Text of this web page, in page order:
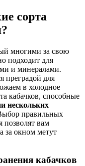
сорта
многими за свою
подходит для
и минералами.
преградой для
в холодное
кабачков, способные
нескольких
правильных
позволят вам
за окном метут
кабачков